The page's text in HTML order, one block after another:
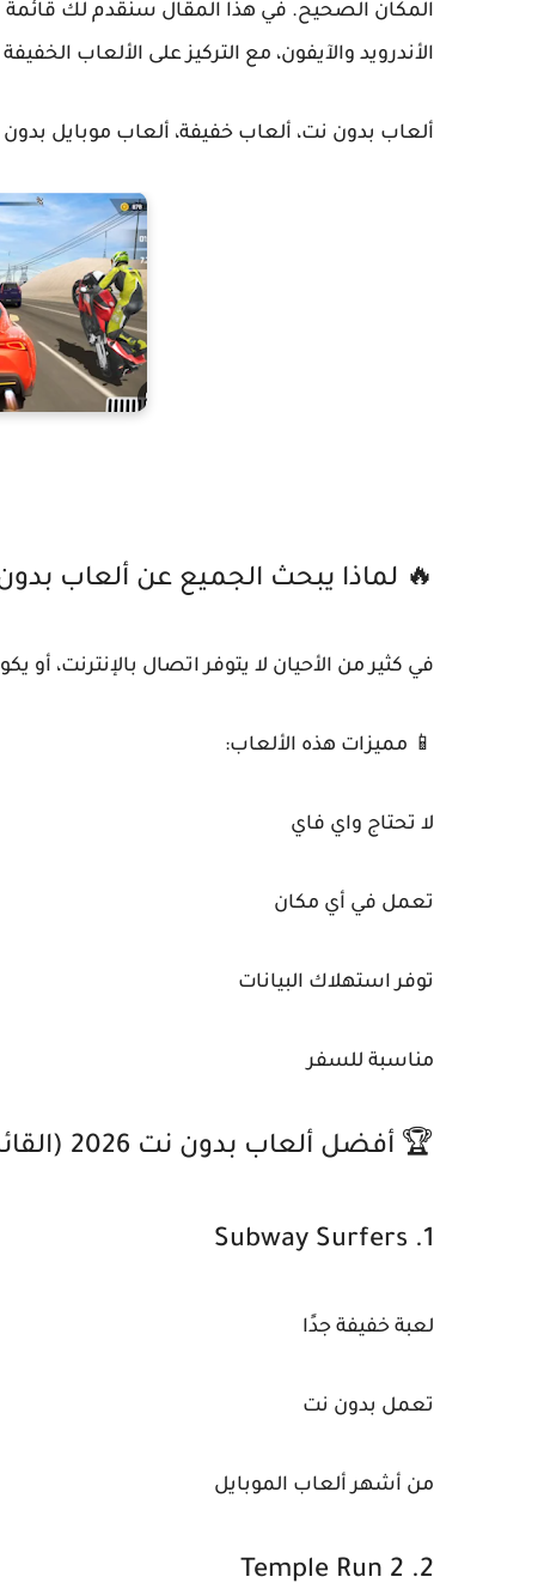
المكان الصحيح. في هذا المقال سنقدم لك
الأندرويد والآيفون، مع التركيز على الألعاب
ألعاب بدون نت، ألعاب خفيفة، ألعاب موبايل بدون
🔥 لماذا يبحث الجميع عن ألعاب
في كثير من الأحيان لا يتوفر اتصال بالإنترنت، أو
📱 مميزات هذه الألعاب:
لا تحتاج واي فاي
تعمل في أي مكان
توفر استهلاك البيانات
مناسبة للسفر
🏆 أفضل ألعاب بدون نت 2026 (القائمة الكاملة)
1. Subway Surfers
لعبة خفيفة جدًا
تعمل بدون نت
من أشهر ألعاب الموبايل
2. Temple Run 2